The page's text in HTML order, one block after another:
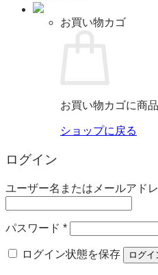
お買い物カゴ
お買い物カゴに商
ショップに戻る
ログイン
ユーザー名またはメールアド
パスワード *必
ログイン状態を保存
ログイ